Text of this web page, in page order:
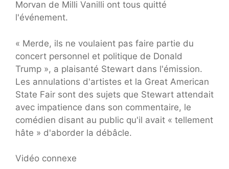
Morvan de Milli Vanilli ont tous quitté
l'événement.
« Merde, ils ne voulaient pas faire partie du
concert personnel et politique de Donald
Trump », a plaisanté Stewart dans l'émission.
Les annulations d'artistes et la Great American
State Fair sont des sujets que Stewart attendait
avec impatience dans son commentaire, le
comédien disant au public qu'il avait « tellement
hâte » d'aborder la débâcle.
Vidéo connexe